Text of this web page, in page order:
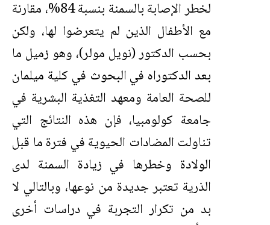
لخطر الإصابة بالسمنة بنسبة 84%، مقارنة
مع الأطفال الذين لم يتعرضوا لها، ولكن
بحسب الدكتور (نويل مولر)، وهو زميل ما
بعد الدكتوراه في البحوث في كلية ميلمان
للصحة العامة ومعهد التغذية البشرية في
جامعة كولومبيا، فإن هذه النتائج التي
تناولت المضادات الحيوية في فترة ما قبل
الولادة وخطرها في زيادة السمنة لدى
الذرية تعتبر جديدة من نوعها، وبالتالي لا
بد من تكرار التجربة في دراسات أخرى